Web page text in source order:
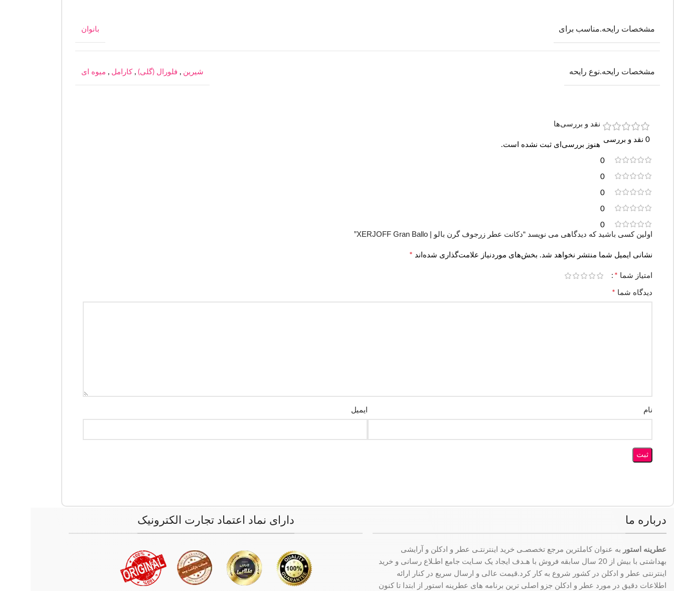
مشخصات رایحه.مناسب برای بانوان
مشخصات رایحه.نوع رایحه شیرین , فلورال (گلی) , کارامل , میوه ای
0 نقد و بررسی
0
0
0
0
0
نقد و بررسی‌ها
هنوز بررسی‌ای ثبت نشده است.
اولین کسی باشید که دیدگاهی می نویسد “دکانت عطر زرجوف گرن بالو | XERJOFF Gran Ballo”
نشانی ایمیل شما منتشر نخواهد شد. بخش‌های موردنیاز علامت‌گذاری شده‌اند *
امتیاز شما *
دیدگاه شما *
نام ایمیل
درباره ما
عطرینه استور به عنوان کاملترین مرجع تخصصـی خرید اینترنتـی عطر و ادکلن و آرایشی
بهداشتی با بیش از 20 سال سابقه فروش با هـدف ایجاد یک سـایت جامع اطـلاع رسانی و خرید
اینترنتی عطر و ادکلن در کشور شروع به کار کرد.قیمت عالی و ارسال سریع در کنار ارائه
اطلاعات دقیق در مورد عطر و ادکلن جزو اصلی ترین برنامه های عطرینه استور از ابتدا تا کنون
دارای نماد اعتماد تجارت الکترونیک